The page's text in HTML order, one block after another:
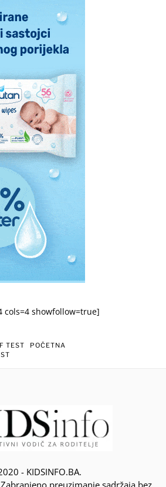
cols=4 showfollow=true]
TEST
POČETNA
- KIDSINFO.BA.
preuzimanje sadržaja bez